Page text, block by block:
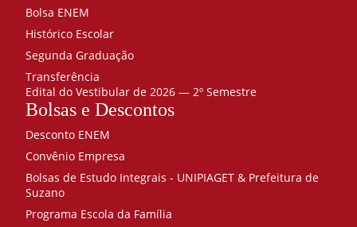
Bolsa ENEM
Histórico Escolar
Segunda Graduação
Transferência
Edital do Vestibular de 2026 — 2º Semestre
Bolsas e Descontos
Desconto ENEM
Convênio Empresa
Bolsas de Estudo Integrais - UNIPIAGET & Prefeitura de
Suzano
Programa Escola da Família